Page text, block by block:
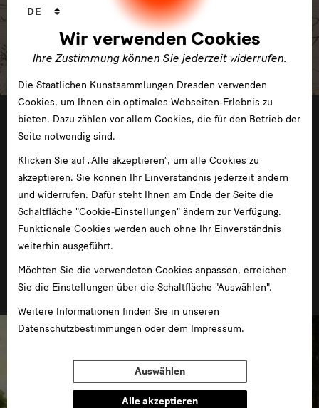
04.11.2011 —22.01.2012
Zeichnen im Zeitalter Bruegels. Niederländische
Zeichnungen des 16. Jahrhunderts
Wir verwenden Cookies
Ihre Zustimmung können Sie jederzeit widerrufen.
DE
Die Staatlichen Kunstsammlungen Dresden verwenden
Cookies, um Ihnen ein optimales Webseiten-Erlebnis zu
bieten. Dazu zählen vor allem Cookies, die für den Betrieb der
Seite notwendig sind.
Klicken Sie auf „Alle akzeptieren“, um alle Cookies zu
akzeptieren. Sie können Ihr Einverständnis jederzeit ändern
und widerrufen. Dafür steht Ihnen am Ende der Seite die
Schaltfläche "Cookie-Einstellungen" ändern zur Verfügung.
Funktionale Cookies werden auch ohne Ihr Einverständnis
weiterhin ausgeführt.
Möchten Sie die verwendeten Cookies anpassen, erreichen
Sie die Einstellungen über die Schaltfläche "Auswählen".
Weitere Informationen finden Sie in unseren
Datenschutzbestimmungen oder dem Impressum.
Auswählen
Alle akzeptieren